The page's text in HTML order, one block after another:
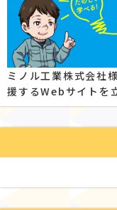
ミノル工業株式会社
援するWebサイトを